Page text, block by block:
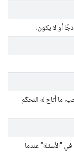
أو لا يكون.
ما أتاح له التحكّم
"الأسئلة" عندما